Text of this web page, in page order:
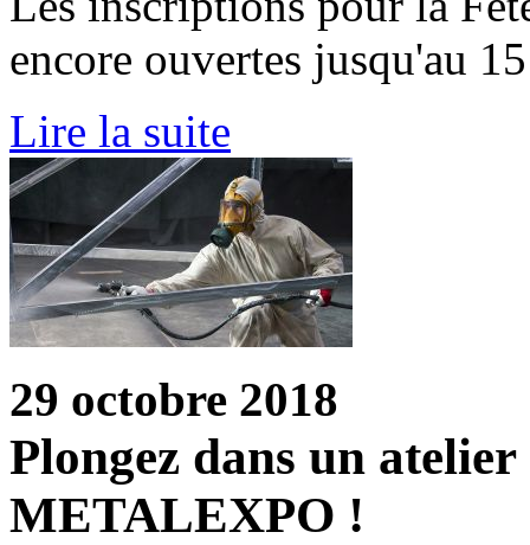
encore ouvertes jusqu'au
Lire la suite
29 octobre 2018
Plongez dans un
METALEXPO !